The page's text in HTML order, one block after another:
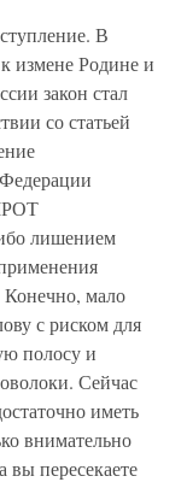
В
измене Родине и
закон стал
со статьей
лишением
Конечно, мало
с риском для
полосу и
Сейчас
иметь
внимательно
вы пересекаете